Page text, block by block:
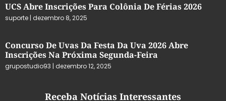
UCS Abre Inscrições Para Colônia De Férias 2026
suporte dezembro 8, 2025
Concurso De Uvas Da Festa Da Uva 2026 Abre
Inscrições Na Próxima Segunda-Feira
grupostudio93 dezembro 12, 2025
Receba Notícias Interessantes